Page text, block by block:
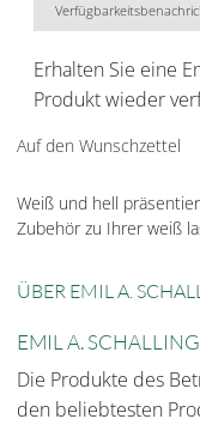
Erhalten Sie eine
Produkt wieder
Auf den Wunschzettel
Weiß und hell
Zubehör zu Ihrer weiß
ÜBER EMIL A.
EMIL A.
Die Produkte des
den beliebtesten